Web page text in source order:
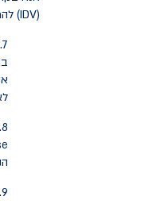
(IDV) להרשמה והוכחת זהות של מועמדים ומשתמשי קצה.
8. אלדן גם עשויה לשתף מידע אישי שלך עם שותפיה העסקיים ברחבי העולם אשר מציעים או מפרסמים את שירותינו. שותפים עסקיים אלה עשויים גם לכלול חברות מקבוצת החברות
9. אנו עשויים להעביר את המידע שלך, כולל מידע אישי, בקשר עם מיזוג בין חברות, איחוד, מכירת נכסים קשורים או פיצול חברה, או שינוי מהותי אחר במבנה התאגידי.